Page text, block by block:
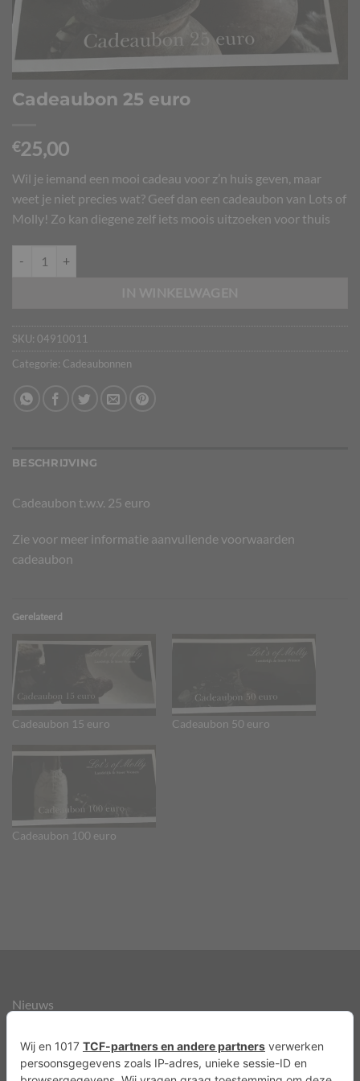
Cadeaubon 25 euro
€25,00
Wil je iemand een mooi cadeau voor z’n huis geven, maar
weet je niet precies wat? Geef dan een cadeaubon van Lots of
Molly! Zo kan diegene zelf iets moois uitzoeken voor thuis
SKU: 04910011
Categorie: Cadeaubonnen
BESCHRIJVING
Cadeaubon t.w.v. 25 euro
Zie voor meer informatie aanvullende voorwaarden
cadeaubon
Gerelateerd
Cadeaubon 15 euro Cadeaubon 50 euro
Cadeaubon 100 euro
Nieuws
Over ons